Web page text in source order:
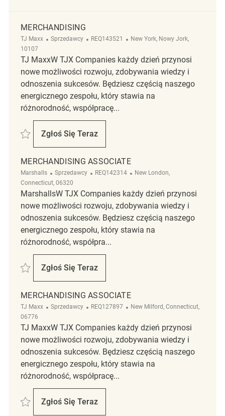
MERCHANDISING
TJ Maxx Kategoria
Sprzedawcy ReqId
REQ143521 Lokalizacja
New York, Nowy Jork,
10107
TJ MaxxW TJX Companies każdy dzień przynosi
nowe możliwości rozwoju, zdobywania wiedzy i
odnoszenia sukcesów. Będziesz częścią naszego
energicznego zespołu, który stawia na
różnorodność, współpracę...
Zapisać Merchandising REQ143521
Zgłoś Się Teraz
Merchandising
MERCHANDISING ASSOCIATE
Marshalls Kategoria
Sprzedawcy ReqId
REQ142314 Lokalizacja
New London,
Connecticut, 06320
MarshallsW TJX Companies każdy dzień przynosi
nowe możliwości rozwoju, zdobywania wiedzy i
odnoszenia sukcesów. Będziesz częścią naszego
energicznego zespołu, który stawia na
różnorodność, współpra...
Zapisać Merchandising Associate REQ142314
Zgłoś Się Teraz
Merchandising Associate
MERCHANDISING ASSOCIATE
TJ Maxx Kategoria
Sprzedawcy ReqId
REQ127897 Lokalizacja
New Milford, Connecticut,
06776
TJ MaxxW TJX Companies każdy dzień przynosi
nowe możliwości rozwoju, zdobywania wiedzy i
odnoszenia sukcesów. Będziesz częścią naszego
energicznego zespołu, który stawia na
różnorodność, współpracę...
Zapisać Merchandising Associate REQ127897
Zgłoś Się Teraz
Merchandising Associate